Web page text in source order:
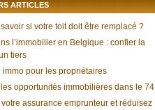
ARTICLES
si votre toit doit être remplacé ?
l’immobilier en Belgique : confier la
tiers
immo pour les propriétaires
opportunités immobilières dans le 74
assurance emprunteur et réduisez